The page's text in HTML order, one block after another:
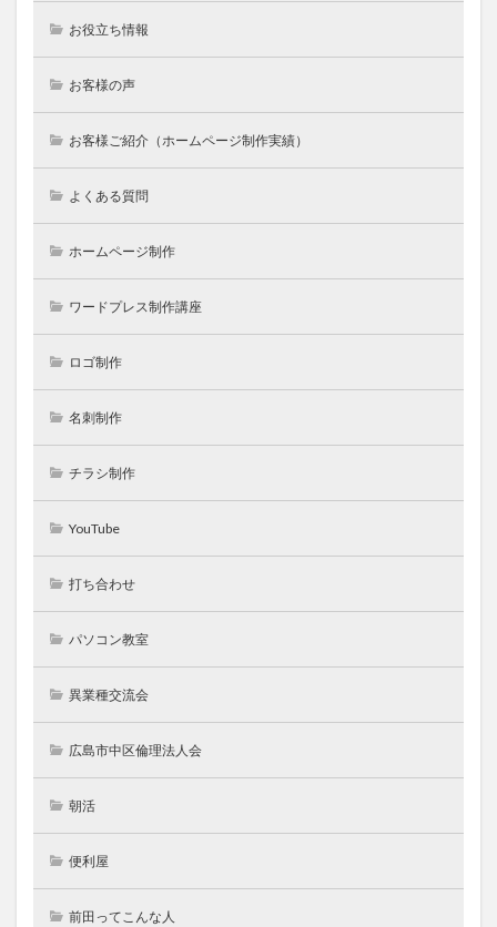
お役立ち情報
お客様の声
お客様ご紹介（ホームページ制作実績）
よくある質問
ホームページ制作
ワードプレス制作講座
ロゴ制作
名刺制作
チラシ制作
YouTube
打ち合わせ
パソコン教室
異業種交流会
広島市中区倫理法人会
朝活
便利屋
前田ってこんな人